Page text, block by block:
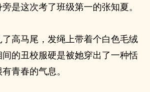
是这次考了班级第一的张知夏。
高马尾，发绳上带着个白色毛绒
的丑校服硬是被她穿出了一种恬
青春的气息。